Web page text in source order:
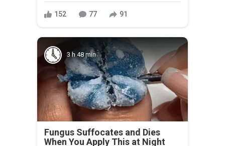
152 77 91
3 h 48 min
Fungus Suffocates and Dies
When You Apply This at Night